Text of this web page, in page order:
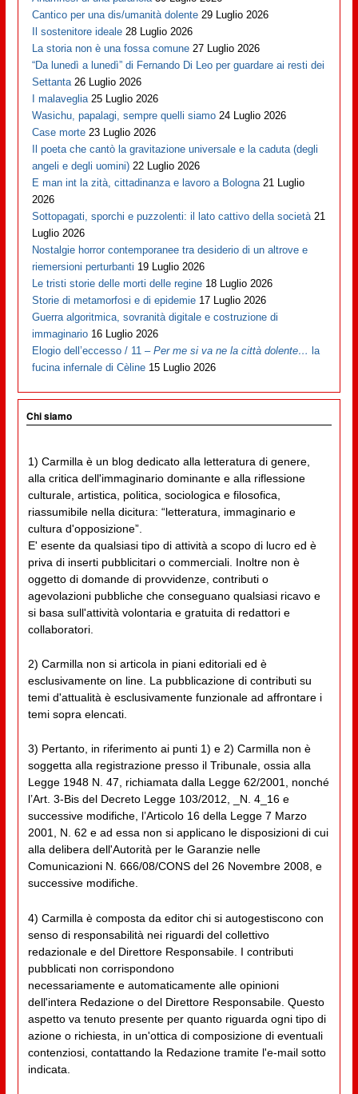
Cantico per una dis/umanità dolente 29 Luglio 2026
Il sostenitore ideale 28 Luglio 2026
La storia non è una fossa comune 27 Luglio 2026
“Da lunedì a lunedì” di Fernando Di Leo per guardare ai resti dei
Settanta 26 Luglio 2026
I malaveglia 25 Luglio 2026
Wasichu, papalagi, sempre quelli siamo 24 Luglio 2026
Case morte 23 Luglio 2026
Il poeta che cantò la gravitazione universale e la caduta (degli
angeli e degli uomini) 22 Luglio 2026
E man int la zità, cittadinanza e lavoro a Bologna 21 Luglio
2026
Sottopagati, sporchi e puzzolenti: il lato cattivo della società 21
Luglio 2026
Nostalgie horror contemporanee tra desiderio di un altrove e
riemersioni perturbanti 19 Luglio 2026
Le tristi storie delle morti delle regine 18 Luglio 2026
Storie di metamorfosi e di epidemie 17 Luglio 2026
Guerra algoritmica, sovranità digitale e costruzione di
immaginario 16 Luglio 2026
Elogio dell’eccesso / 11 –Per me si va ne la città dolente… la
fucina infernale di Cèline 15 Luglio 2026
Chi siamo
1) Carmilla è un blog dedicato alla letteratura di genere,
alla critica dell'immaginario dominante e alla riflessione
culturale, artistica, politica, sociologica e filosofica,
riassumibile nella dicitura: “letteratura, immaginario e
cultura d'opposizione”.
E' esente da qualsiasi tipo di attività a scopo di lucro ed è
priva di inserti pubblicitari o commerciali. Inoltre non è
oggetto di domande di provvidenze, contributi o
agevolazioni pubbliche che conseguano qualsiasi ricavo e
si basa sull'attività volontaria e gratuita di redattori e
collaboratori.
2) Carmilla non si articola in piani editoriali ed è
esclusivamente on line. La pubblicazione di contributi su
temi d'attualità è esclusivamente funzionale ad affrontare i
temi sopra elencati.
3) Pertanto, in riferimento ai punti 1) e 2) Carmilla non è
soggetta alla registrazione presso il Tribunale, ossia alla
Legge 1948 N. 47, richiamata dalla Legge 62/2001, nonché
l’Art. 3-Bis del Decreto Legge 103/2012, _N. 4_16 e
successive modifiche, l’Articolo 16 della Legge 7 Marzo
2001, N. 62 e ad essa non si applicano le disposizioni di cui
alla delibera dell'Autorità per le Garanzie nelle
Comunicazioni N. 666/08/CONS del 26 Novembre 2008, e
successive modifiche.
4) Carmilla è composta da editor chi si autogestiscono con
senso di responsabilità nei riguardi del collettivo
redazionale e del Direttore Responsabile. I contributi
pubblicati non corrispondono
necessariamente e automaticamente alle opinioni
dell'intera Redazione o del Direttore Responsabile. Questo
aspetto va tenuto presente per quanto riguarda ogni tipo di
azione o richiesta, in un'ottica di composizione di eventuali
contenziosi, contattando la Redazione tramite l'e-mail sotto
indicata.